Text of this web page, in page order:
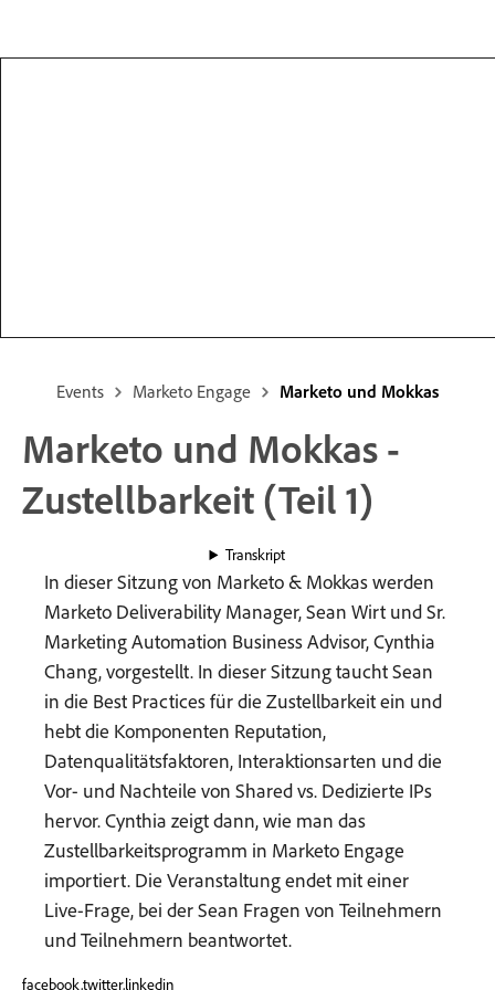
Events Marketo Engage Marketo und Mokkas
Marketo und Mokkas -
Zustellbarkeit (Teil 1)
Transkript
In dieser Sitzung von Marketo & Mokkas werden
Marketo Deliverability Manager, Sean Wirt und Sr.
Marketing Automation Business Advisor, Cynthia
Chang, vorgestellt. In dieser Sitzung taucht Sean
in die Best Practices für die Zustellbarkeit ein und
hebt die Komponenten Reputation,
Datenqualitätsfaktoren, Interaktionsarten und die
Vor- und Nachteile von Shared vs. Dedizierte IPs
hervor. Cynthia zeigt dann, wie man das
Zustellbarkeitsprogramm in Marketo Engage
importiert. Die Veranstaltung endet mit einer
Live-Frage, bei der Sean Fragen von Teilnehmern
und Teilnehmern beantwortet.
facebook,twitter,linkedin